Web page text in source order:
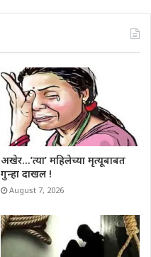
अखेर…’त्या’ महिलेच्या मृत्यूबाबत
गुन्हा दाखल !
August 7, 2026